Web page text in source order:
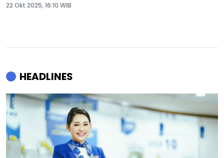
22 Okt 2025, 16:10 WIB
HEADLINES